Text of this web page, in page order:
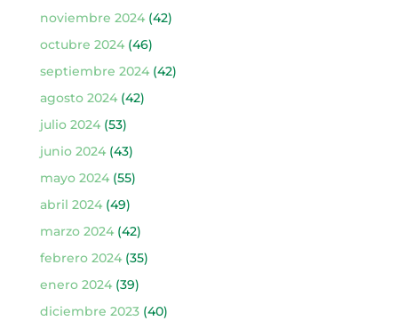
noviembre 2024(42)
octubre 2024(46)
septiembre 2024(42)
agosto 2024(42)
julio 2024(53)
junio 2024(43)
mayo 2024(55)
abril 2024(49)
marzo 2024(42)
febrero 2024(35)
enero 2024(39)
diciembre 2023(40)